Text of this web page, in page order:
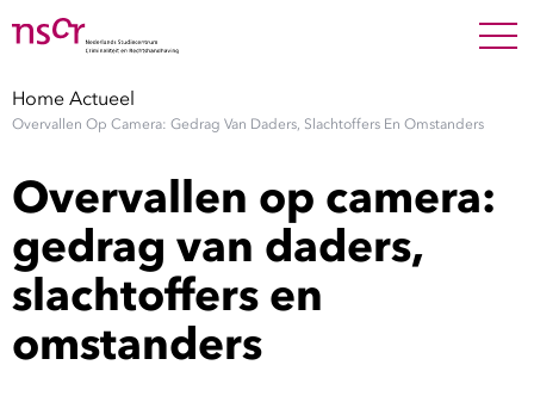
Medewerkers Show
Factsheets
Publicaties
Home Actueel
Overvallen Op Camera: Gedrag Van Daders, Slachtoffers En Omstanders
Overvallen op camera:
gedrag van daders,
slachtoffers en
omstanders